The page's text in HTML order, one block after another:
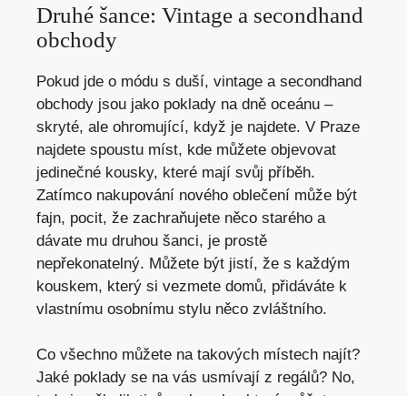
Druhé šance: Vintage a secondhand
obchody
Pokud jde o módu s duší, vintage a secondhand
obchody jsou jako poklady na dně oceánu –
skryté, ale ohromující, když je najdete. V Praze
najdete spoustu míst, kde můžete objevovat
jedinečné kousky, které mají svůj příběh.
Zatímco nakupování nového oblečení může být
fajn, pocit, že zachraňujete něco starého a
dávate mu druhou šanci, je prostě
nepřekonatelný. Můžete být jistí, že s každým
kouskem, který si vezmete domů, přidáváte k
vlastnímu osobnímu stylu něco zvláštního.
Co všechno můžete na takových místech najít?
Jaké poklady se na vás usmívají z regálů? No,